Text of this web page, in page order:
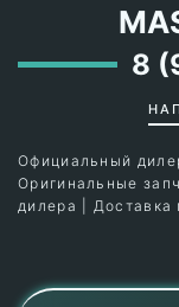
8
Официальный
Оригинальные
дилера | Доставка